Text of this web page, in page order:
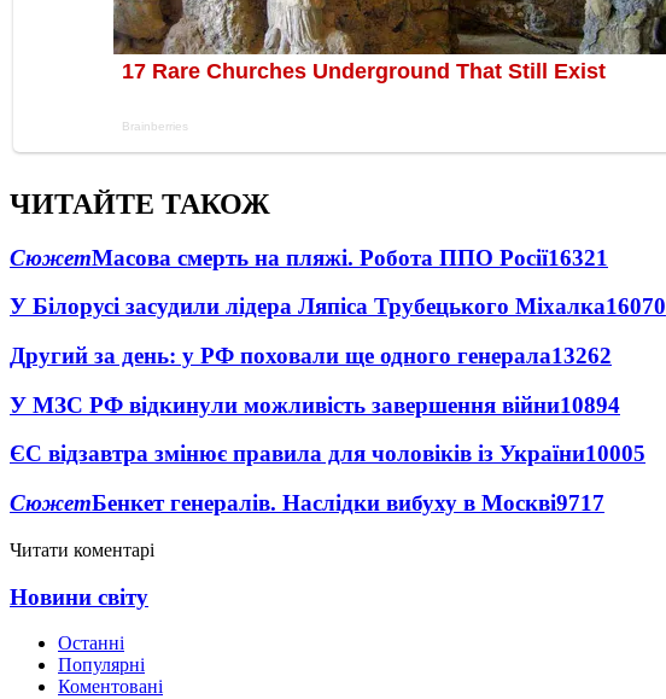
ЧИТАЙТЕ ТАКОЖ
СюжетМасова смерть на пляжі. Робота ППО Росії16321
У Білорусі засудили лідера Ляпіса Трубецького Міхалка16070
Другий за день: у РФ поховали ще одного генерала13262
У МЗС РФ відкинули можливість завершення війни10894
ЄС відзавтра змінює правила для чоловіків із України10005
СюжетБенкет генералів. Наслідки вибуху в Москві9717
Читати коментарі
Новини світу
Останні
Популярні
Коментовані